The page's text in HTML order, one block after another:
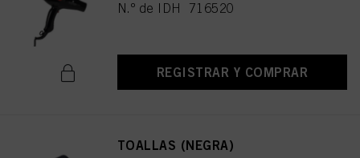
N.º de IDH 716520
REGISTRAR Y COMPRAR
TOALLAS (NEGRA)